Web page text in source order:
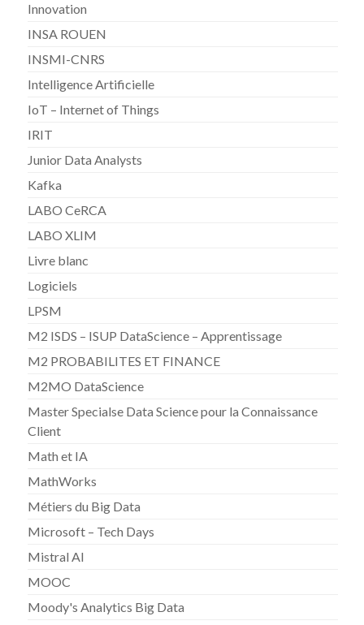
Innovation
INSA ROUEN
INSMI-CNRS
Intelligence Artificielle
IoT – Internet of Things
IRIT
Junior Data Analysts
Kafka
LABO CeRCA
LABO XLIM
Livre blanc
Logiciels
LPSM
M2 ISDS – ISUP DataScience – Apprentissage
M2 PROBABILITES ET FINANCE
M2MO DataScience
Master Specialse Data Science pour la Connaissance
Client
Math et IA
MathWorks
Métiers du Big Data
Microsoft – Tech Days
Mistral AI
MOOC
Moody's Analytics Big Data